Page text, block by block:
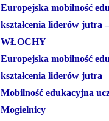
Europejska mobilność
kształcenia liderów jutra
WŁOCHY
Europejska mobilność
kształcenia liderów jutra
Mobilność edukacyjna
Mogielnicy